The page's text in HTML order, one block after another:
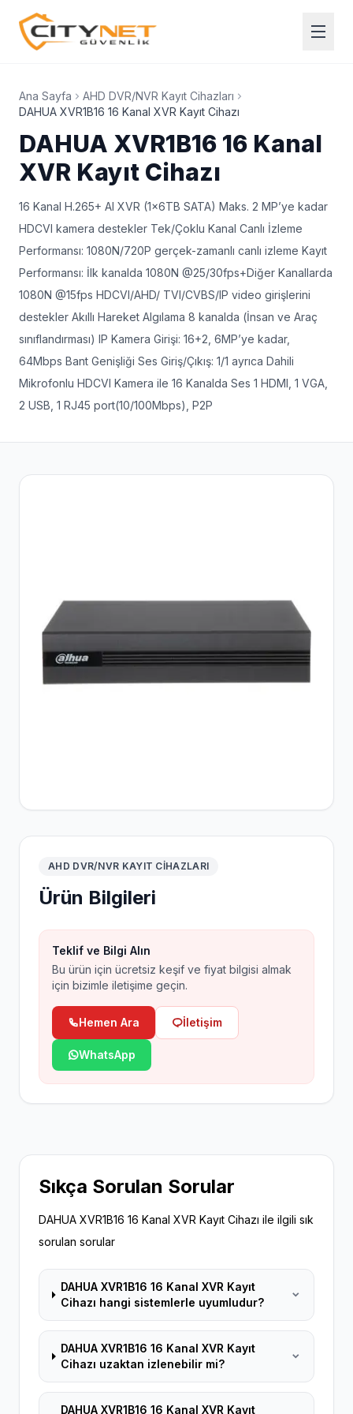
Ana Sayfa
AHD DVR/NVR Kayıt Cihazları
DAHUA XVR1B16 16 Kanal XVR Kayıt Cihazı
DAHUA XVR1B16 16 Kanal
XVR Kayıt Cihazı
16 Kanal H.265+ AI XVR (1x6TB SATA) Maks. 2 MP’ye kadar
HDCVI kamera destekler Tek/Çoklu Kanal Canlı İzleme
Performansı: 1080N/720P gerçek-zamanlı canlı izleme Kayıt
Performansı: İlk kanalda 1080N @25/30fps+Diğer Kanallarda
1080N @15fps HDCVI/AHD/ TVI/CVBS/IP video girişlerini
destekler Akıllı Hareket Algılama 8 kanalda (İnsan ve Araç
sınıflandırması) IP Kamera Girişi: 16+2, 6MP’ye kadar,
64Mbps Bant Genişliği Ses Giriş/Çıkış: 1/1 ayrıca Dahili
Mikrofonlu HDCVI Kamera ile 16 Kanalda Ses 1 HDMI, 1 VGA,
2 USB, 1 RJ45 port(10/100Mbps), P2P
AHD DVR/NVR KAYIT CIHAZLARI
Ürün Bilgileri
Teklif ve Bilgi Alın
Bu ürün için ücretsiz keşif ve fiyat bilgisi almak
için bizimle iletişime geçin.
Hemen Ara İletişim
WhatsApp
Sıkça Sorulan Sorular
DAHUA XVR1B16 16 Kanal XVR Kayıt Cihazı ile ilgili sık
sorulan sorular
DAHUA XVR1B16 16 Kanal XVR Kayıt
Cihazı hangi sistemlerle uyumludur?
DAHUA XVR1B16 16 Kanal XVR Kayıt
Cihazı uzaktan izlenebilir mi?
DAHUA XVR1B16 16 Kanal XVR Kayıt